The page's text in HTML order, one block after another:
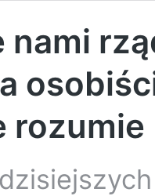
nami
rozumie